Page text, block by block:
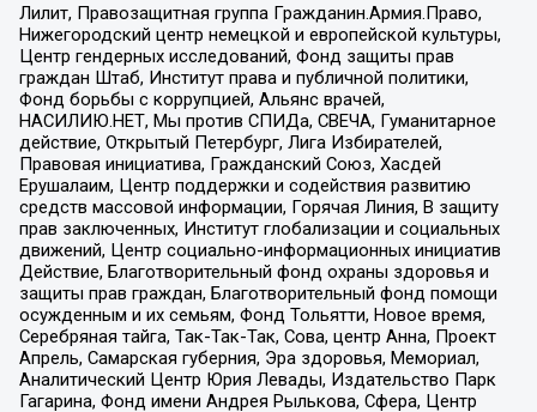
Лилит, Правозащитная группа Гражданин.Армия.Право,
Нижегородский центр немецкой и европейской культуры,
Центр гендерных исследований, Фонд защиты прав
граждан Штаб, Институт права и публичной политики,
Фонд борьбы с коррупцией, Альянс врачей,
НАСИЛИЮ.НЕТ, Мы против СПИДа, СВЕЧА, Гуманитарное
действие, Открытый Петербург, Лига Избирателей,
Правовая инициатива, Гражданский Союз, Хасдей
Ерушалаим, Центр поддержки и содействия развитию
средств массовой информации, Горячая Линия, В защиту
прав заключенных, Институт глобализации и социальных
движений, Центр социально-информационных инициатив
Действие, Благотворительный фонд охраны здоровья и
защиты прав граждан, Благотворительный фонд помощи
осужденным и их семьям, Фонд Тольятти, Новое время,
Серебряная тайга, Так-Так-Так, Сова, центр Анна, Проект
Апрель, Самарская губерния, Эра здоровья, Мемориал,
Аналитический Центр Юрия Левады, Издательство Парк
Гагарина, Фонд имени Андрея Рылькова, Сфера, Центр